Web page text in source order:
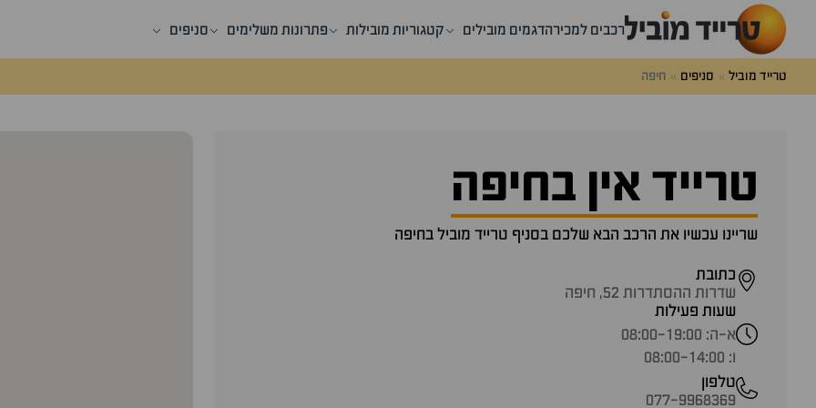
רכבים למכירהדגמים מובילים קטגוריות מובילות פתרונות משלימים סניפים
טרייד מוביל סניפים חיפה
טרייד אין בחיפה
שריינו עכשיו את הרכב הבא שלכם בסניף טרייד מוביל בחיפה
כתובת
שדרות ההסתדרות 52, חיפה
שעות פעילות
א-ה: 08:00-19:00
ו: 08:00-14:00
טלפון
077-9968369